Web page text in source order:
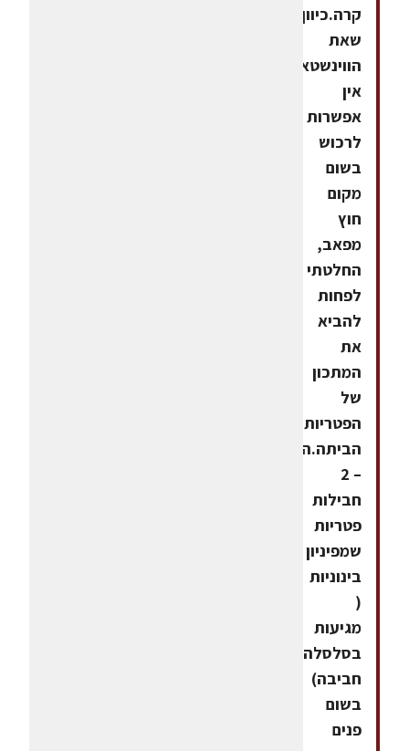
קרה.כיוון
שאת
הווינשטאפן
אין
אפשרות
לרכוש
בשום
מקום
חוץ
מפאב,
החלטתי
לפחות
להביא
את
המתכון
של
הפטריות
הביתה.המצרכים:
– 2
חבילות
פטריות
שמפיניון
בינוניות
(
מגיעות
בסלסלה
חביבה)
בשום
פנים